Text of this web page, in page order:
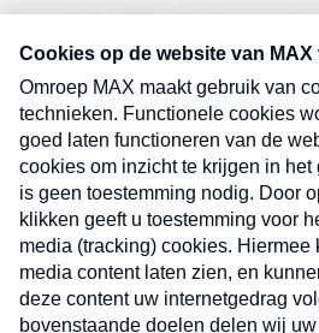
SERVICE
Over Omroep MAX
MAX Vandaag
MAX Meldpunt
Pers
Contact
Algemene voorwaarden
Privacyverklaring
Ben je benieuwd